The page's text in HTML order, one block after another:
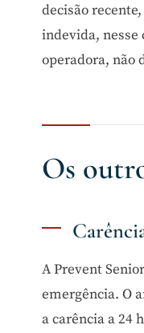
decisão
indevida, nesse
operadora, não
Os
A Prevent
emergência. O
a carência a 24